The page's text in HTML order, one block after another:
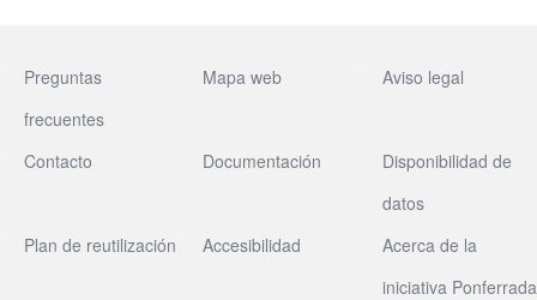
Preguntas
frecuentes
Mapa web Aviso legal
Contacto Documentación
Disponibilidad de
datos
Plan de reutilización
Accesibilidad
Acerca de la
iniciativa Ponferrada